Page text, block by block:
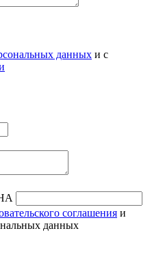
данных и с
соглашения и
данных